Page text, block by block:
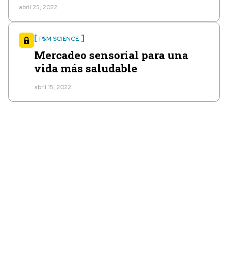
abril 25, 2022
P&M SCIENCE
Mercadeo sensorial para una
vida más saludable
abril 15, 2022